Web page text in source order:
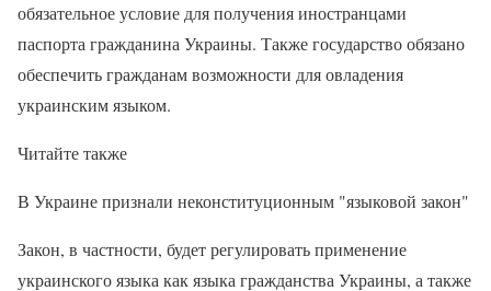
обязательное условие для получения иностранцами
паспорта гражданина Украины. Также государство обязано
обеспечить гражданам возможности для овладения
украинским языком.
Читайте также
В Украине признали неконституционным "языковой закон"
Закон, в частности, будет регулировать применение
украинского языка как языка гражданства Украины, а также